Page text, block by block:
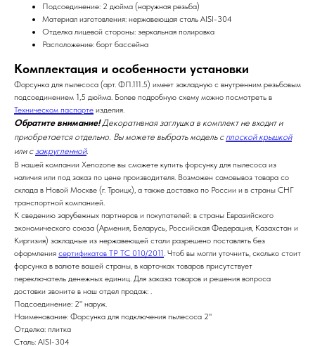
Подсоединение: 2 дюйма (наружная резьба)
Материал изготовления: нержавеющая сталь AISI-304
Отделка лицевой стороны: зеркальная полировка
Расположение: борт бассейна
Комплектация и особенности установки
Форсунка для пылесоса (арт. ФП.111.5) имеет закладную с внутренним резьбовым
подсоединением 1,5 дюйма. Более подробную схему можно посмотреть в
Техническом паспорте изделия.
Обратите внимание!Декоративная заглушка в комплект не входит и
приобретается отдельно. Вы можете выбрать модель с плоской крышкой
или с закругленной.
В нашей компании Xenozone вы сможете купить форсунку для пылесоса из
наличия или под заказ по цене производителя. Возможен самовывоз товара со
склада в Новой Москве (г. Троицк), а также доставка по России и в страны СНГ
транспортной компанией.
К сведению зарубежных партнеров и покупателей: в страны Евразийского
экономического союза (Армения, Беларусь, Российская Федерация, Казахстан и
Киргизия) закладные из нержавеющей стали разрешено поставлять без
оформления сертификатов ТР ТС 010/2011. Чтоб вы могли уточнить, сколько стоит
форсунка в валюте вашей страны, в карточках товаров присутствует
переключатель денежных единиц. Для заказа товаров и решения вопроса
доставки звоните в наш отдел продаж: .
Подсоединение: 2" наруж.
Наименование: Форсунка для подключения пылесоса 2"
Отделка: плитка
Сталь: AISI-304